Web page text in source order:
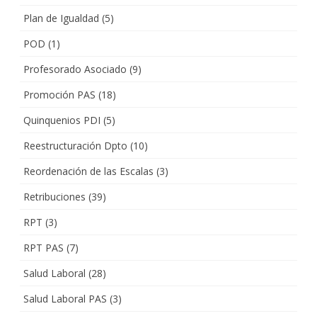
Plan de Igualdad (5)
POD (1)
Profesorado Asociado (9)
Promoción PAS (18)
Quinquenios PDI (5)
Reestructuración Dpto (10)
Reordenación de las Escalas (3)
Retribuciones (39)
RPT (3)
RPT PAS (7)
Salud Laboral (28)
Salud Laboral PAS (3)